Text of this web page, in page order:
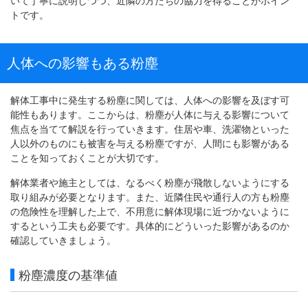
トです。
人体への影響もある粉塵
解体工事中に発生する粉塵に関しては、人体への影響を及ぼす可
能性もあります。ここからは、粉塵が人体に与える影響について
焦点を当てて解説を行っていきます。住居や車、洗濯物といった
人以外のものにも被害を与える粉塵ですが、人間にも影響がある
ことを知っておくことが大切です。
解体業者や施主としては、なるべく粉塵が飛散しないようにする
取り組みが必要となります。また、近隣住民や通行人の方も粉塵
の危険性を理解した上で、不用意に解体現場に近づかないように
するという工夫も必要です。具体的にどういった影響があるのか
確認していきましょう。
粉塵濃度の基準値